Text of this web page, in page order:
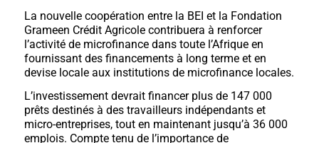
La nouvelle coopération entre la BEI et la Fondation
Grameen Crédit Agricole contribuera à renforcer
l’activité de microfinance dans toute l’Afrique en
fournissant des financements à long terme et en
devise locale aux institutions de microfinance locales.
L’investissement devrait financer plus de 147 000
prêts destinés à des travailleurs indépendants et
micro-entreprises, tout en maintenant jusqu’à 36 000
emplois. Compte tenu de l’importance de